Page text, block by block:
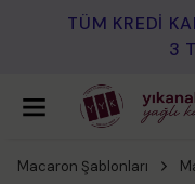
TÜM KREDİ
3
Macaron Şablonları